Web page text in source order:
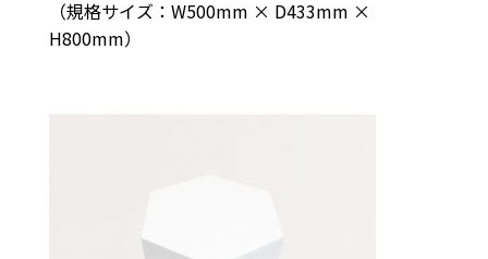
（規格サイズ：W500mm × D433mm ×
H800mm）